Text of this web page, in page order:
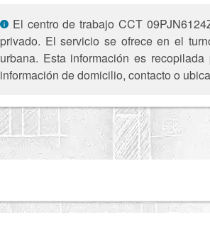
El centro de trabajo CCT
privado. El servicio se ofrece en el
urbana. Esta información es
información de domicilio, contacto o